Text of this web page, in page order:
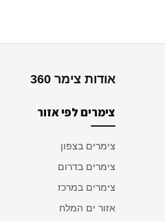
אודות צימר 360
צימרים לפי אזור
צימרים בצפון
צימרים בדרום
צימרים במרכז
אזור ים המלח